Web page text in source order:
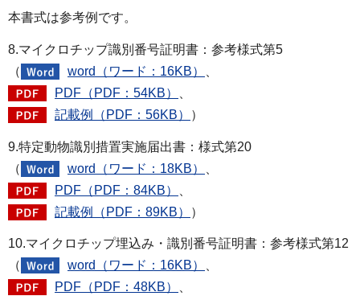
本書式は参考例です。
8.マイクロチップ識別番号証明書：参考様式第5
（
word（ワード：16KB）
PDF（PDF：54KB）
記載例（PDF：56KB）
）
9.特定動物識別措置実施届出書：様式第20
（
word（ワード：18KB）
PDF（PDF：84KB）
記載例（PDF：89KB）
）
10.マイクロチップ埋込み・識別番号証明書：参考様式第12
（
word（ワード：16KB）
PDF（PDF：48KB）